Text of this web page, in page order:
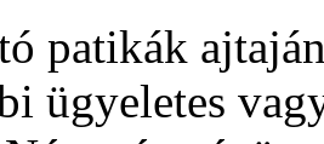
patikák
ügyeletes